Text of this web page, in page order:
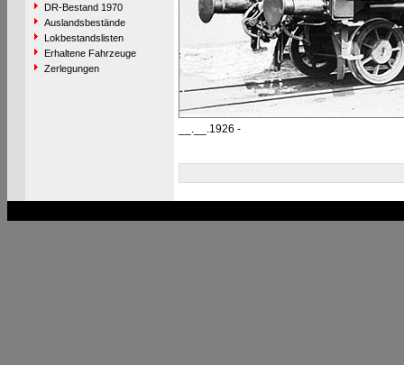
DR-Bestand 1970
Auslandsbestände
Lokbestandslisten
Erhaltene Fahrzeuge
Zerlegungen
__.__.1926 -